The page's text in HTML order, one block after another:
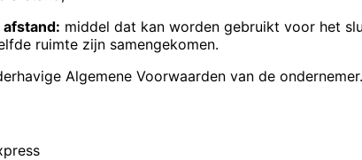
middel dat kan worden gebruikt voor het
ruimte zijn samengekomen.
Algemene Voorwaarden van de ondernemer.